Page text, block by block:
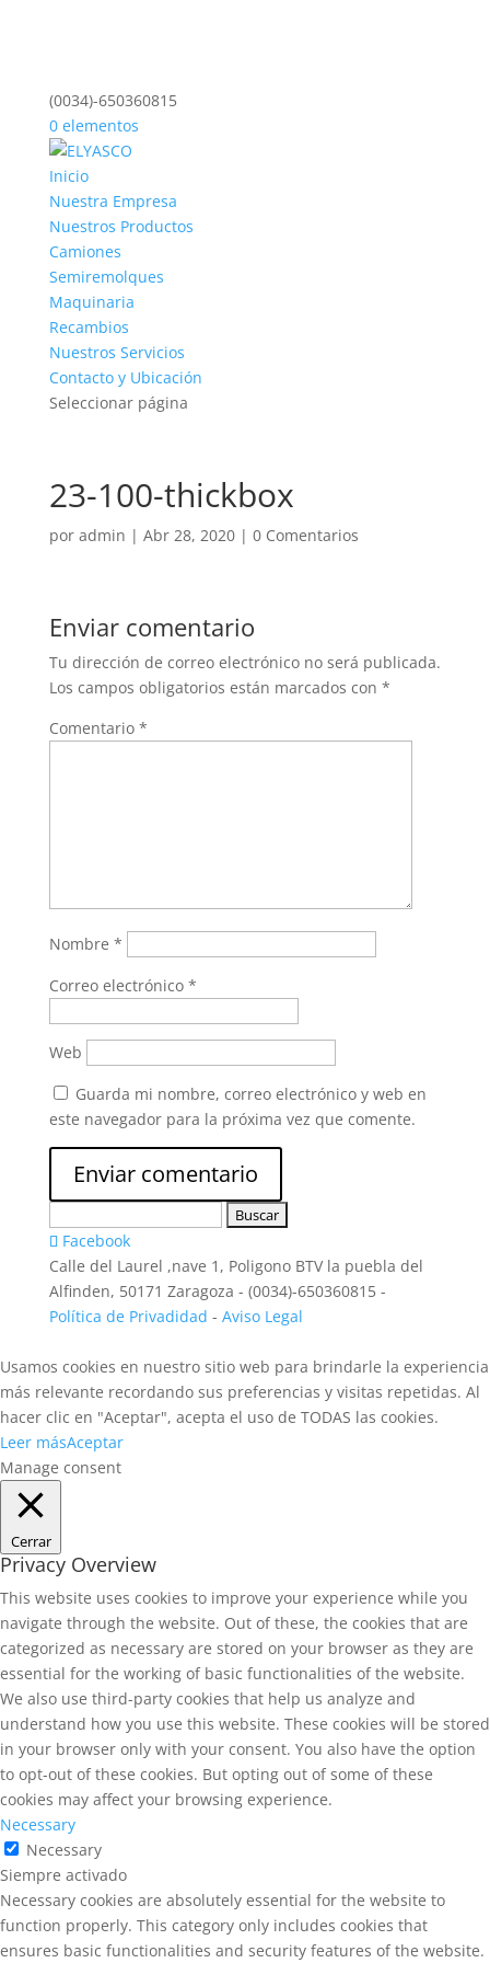
(0034)-650360815
0 elementos
Inicio
Nuestra Empresa
Nuestros Productos
Camiones
Semiremolques
Maquinaria
Recambios
Nuestros Servicios
Contacto y Ubicación
Seleccionar página
23-100-thickbox
por admin | Abr 28, 2020| 0 Comentarios
Enviar comentario
Tu dirección de correo electrónico no será publicada.
Los campos obligatorios están marcados con *
Comentario *
Nombre *
Correo electrónico *
Web
Guarda mi nombre, correo electrónico y web en
este navegador para la próxima vez que comente.
Facebook
Calle del Laurel ,nave 1, Poligono BTV la puebla del
Alfinden, 50171 Zaragoza - (0034)-650360815 -
Política de Privadidad - Aviso Legal
Usamos cookies en nuestro sitio web para brindarle la experiencia
más relevante recordando sus preferencias y visitas repetidas. Al
hacer clic en "Aceptar", acepta el uso de TODAS las cookies.
Leer másAceptar
Manage consent
Cerrar
Privacy Overview
This website uses cookies to improve your experience while you
navigate through the website. Out of these, the cookies that are
categorized as necessary are stored on your browser as they are
essential for the working of basic functionalities of the website.
We also use third-party cookies that help us analyze and
understand how you use this website. These cookies will be stored
in your browser only with your consent. You also have the option
to opt-out of these cookies. But opting out of some of these
cookies may affect your browsing experience.
Necessary
Necessary
Siempre activado
Necessary cookies are absolutely essential for the website to
function properly. This category only includes cookies that
ensures basic functionalities and security features of the website.